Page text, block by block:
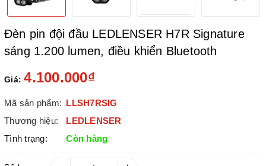
Đèn pin đội đầu LEDLENSER H7R Signature
sáng 1.200 lumen, điều khiển Bluetooth
Giá: 4.100.000₫
Mã sản phẩm: LLSH7RSIG
Thương hiệu:
LEDLENSER
Tình trạng:
Còn hàng